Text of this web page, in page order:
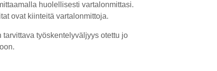
huolellisesti vartalonmittasi.
ovat kiinteitä vartalonmittoja.
työskentelyväljyys otettu jo